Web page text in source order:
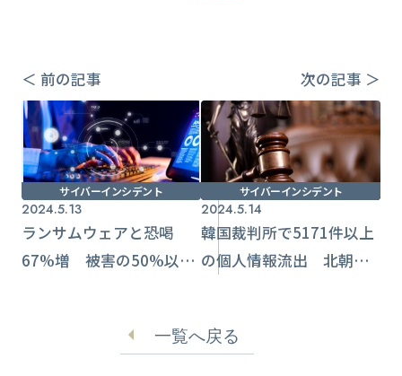
＜ 前の記事 次の記事 ＞
サイバーインシデント
2024.5.13
ランサムウェアと恐喝
67%増 被害の50%以上
サイバーインシデント
2024.5.14
韓国裁判所で5171件以上
の個人情報流出 北朝鮮
一覧へ戻る